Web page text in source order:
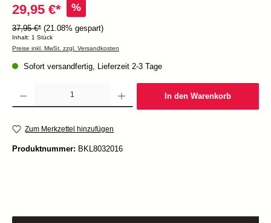
29,95 €* %
37,95 €* (21.08% gespart)
Inhalt: 1 Stück
Preise inkl. MwSt. zzgl. Versandkosten
Sofort versandfertig, Lieferzeit 2-3 Tage
Produkt Anzahl: Gib den gewünschten Wert ein oder benutze die Schaltflächen um die
In den Warenkorb
Zum Merkzettel hinzufügen
Produktnummer: BKL8032016